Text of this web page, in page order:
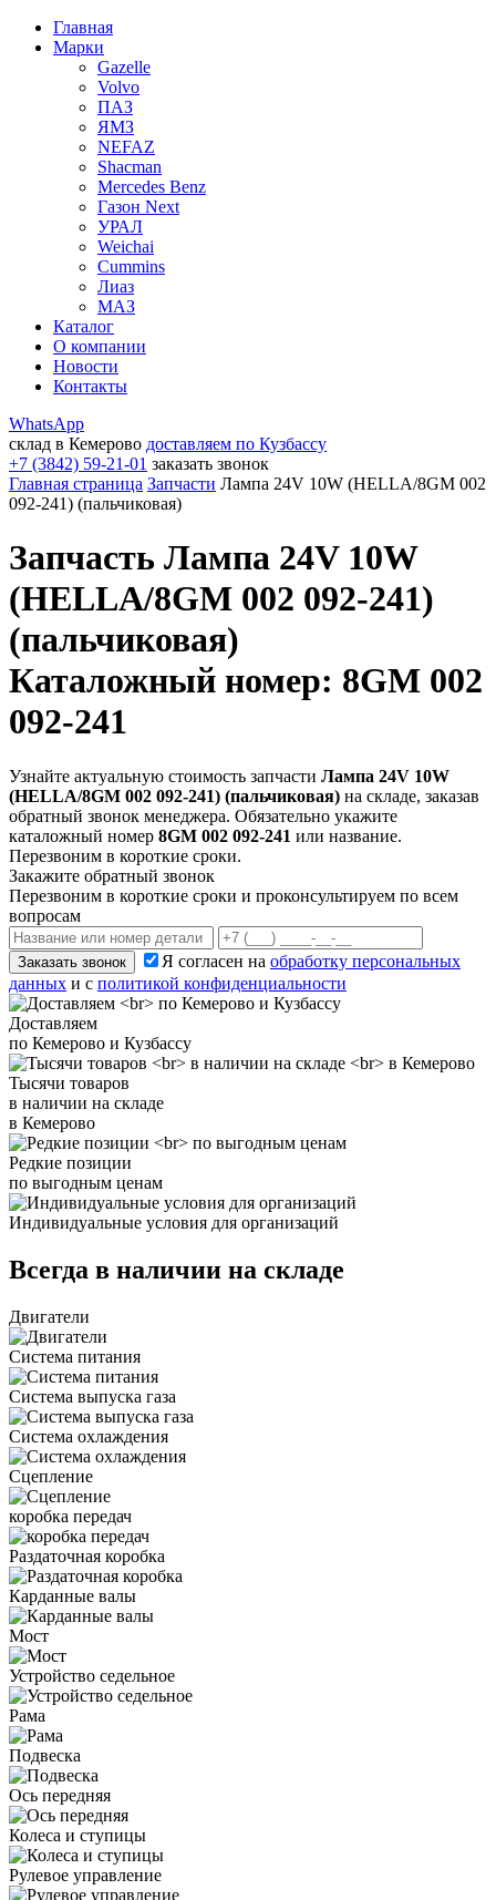
Главная
Марки
Gazelle
Volvo
ПАЗ
ЯМЗ
NEFAZ
Shacman
Mercedes Benz
Газон Next
УРАЛ
Weichai
Cummins
Лиаз
МАЗ
Каталог
О компании
Новости
Контакты
WhatsApp
склад в Кемерово доставляем по Кузбассу
+7 (3842) 59-21-01 заказать звонок
Главная страница Запчасти Лампа 24V 10W (HELLA/8GM 002
092-241) (пальчиковая)
Запчасть Лампа 24V 10W
(HELLA/8GM 002 092-241)
(пальчиковая)
Каталожный номер: 8GM 002
092-241
Узнайте актуальную стоимость запчасти Лампа 24V 10W
(HELLA/8GM 002 092-241) (пальчиковая) на складе, заказав
обратный звонок менеджера. Обязательно укажите
каталожный номер 8GM 002 092-241 или название.
Перезвоним в короткие сроки.
Закажите обратный звонок
Перезвоним в короткие сроки и проконсультируем по всем
вопросам
Заказать звонок Я согласен на обработку персональных
данных и с политикой конфиденциальности
Доставляем
по Кемерово и Кузбассу
Тысячи товаров
в наличии на складе
в Кемерово
Редкие позиции
по выгодным ценам
Индивидуальные условия для организаций
Всегда в наличии на складе
Двигатели
Система питания
Система выпуска газа
Система охлаждения
Сцепление
коробка передач
Раздаточная коробка
Карданные валы
Мост
Устройство седельное
Рама
Подвеска
Ось передняя
Колеса и ступицы
Рулевое управление